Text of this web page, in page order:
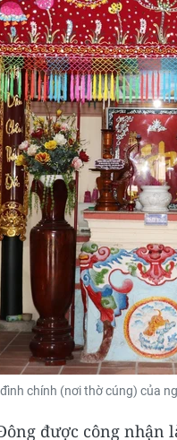
chính (nơi thờ cúng) của
được công nhận